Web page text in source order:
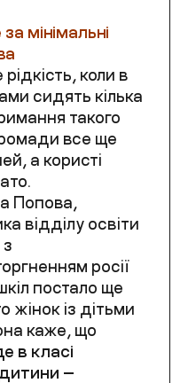
мінімальні
коли в
сидять кілька
такого
все ще
а користі
Попова,
відділу освіти
росії
постало ще
жінок із дітьми
каже, що
в класі
—